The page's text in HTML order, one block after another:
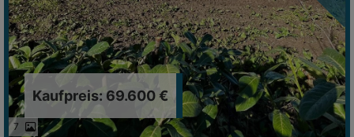
7
Kaufpreis: 69.600 €